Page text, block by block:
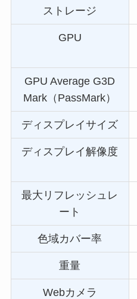
ストレージ
GPU
GPU Average G3D
Mark（PassMark）
ディスプレイサイズ
ディスプレイ解像度
最大リフレッシュレ
ート
色域カバー率
重量
Webカメラ